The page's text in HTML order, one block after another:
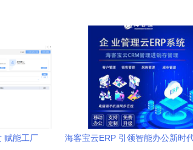
赋能工厂
海客宝云ERP 引领智能办公新时